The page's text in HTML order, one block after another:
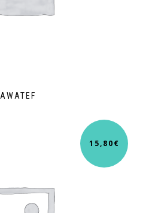
AWATEF
15,80€